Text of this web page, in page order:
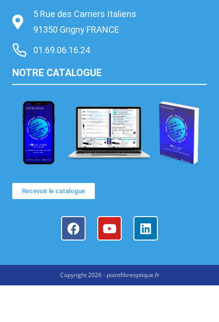
5 Rue des Carriers Italiens
91350 Grigny FRANCE
01.69.06.16.24
NOTRE CATALOGUE
Recevoir le catalogue
Copyright 2026 - pointfibreoptique.fr